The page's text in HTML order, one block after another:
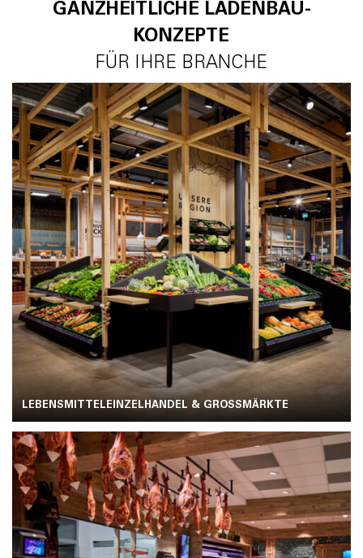
GANZHEITLICHE LADENBAU-
KONZEPTE
FÜR IHRE BRANCHE
LEBENSMITTELEINZELHANDEL & GROSSMÄRKTE